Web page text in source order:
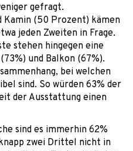
gefragt.
Kamin (50 Prozent) kämen
jeden Zweiten in Frage.
stehen hingegen eine
und Balkon (67%).
bei welchen
sind. So würden 63% der
der Ausstattung einen
sind es immerhin 62%
zwei Drittel nicht in